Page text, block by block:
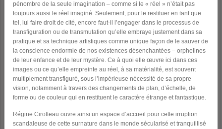
pénombre de la seule imagination – comme si le « réel » n’était pas
toujours aussi le réel imaginé. Seulement, pour le restituer en tant que
tel, lui faire droit de cité, encore faut-il l’engager dans le processus de
transfiguration ou de transmutation qu’elle embraye justement dans sa
pratique et sa technique artistiques comme unique façon de le sauver de
la conscience endormie de nos existences désenchantées – orphelines
de leur enfance et de leur mystère. Ce à quoi elle œuvre ici dans ces
images ou ce qu’elle empreinte au réel, à sa matérialité, est souvent
multiplement transfiguré, sous l’impérieuse nécessité de sa propre
vision, notamment à travers des changements de plan, d’échelle, de
forme ou de couleur qui en restituent le caractère étrange et fantastique.
Régine Cirotteau ouvre ainsi un espace d’accueil pour cette irruption
scandaleuse de cette surnature dans le monde sécularisé et tranquillisé